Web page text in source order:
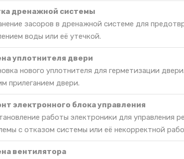
дренажной системы
засоров в дренажной системе для
воды или её утечкой.
уплотнителя двери
нового уплотнителя для герметизации
прилеганием двери.
электронного блока управления
работы электроники для управления
с отказом системы или её некорректной
вентилятора